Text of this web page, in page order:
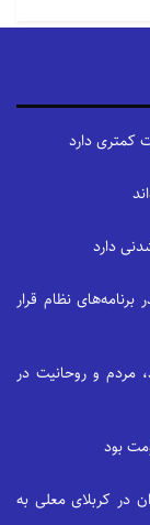
کمتری دارد
دارد
نظام قرار
مردم و روحانیت در
بود
در کربلای معلی به